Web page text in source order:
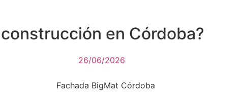
en Córdoba?
26/06/2026